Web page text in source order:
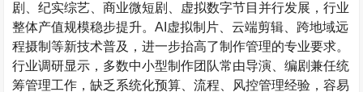
剧、纪实综艺、商业微短剧、虚拟数字节目并行发展，行业
整体产值规模稳步提升。AI 虚拟制片、云端剪辑、跨地域远
程摄制等新技术普及，进一步抬高了制作管理的专业要求。
行业调研显示，多数中小型制作团队常由导演、编剧兼任统
筹管理工作，缺乏系统化预算、流程、风控管理经验，容易